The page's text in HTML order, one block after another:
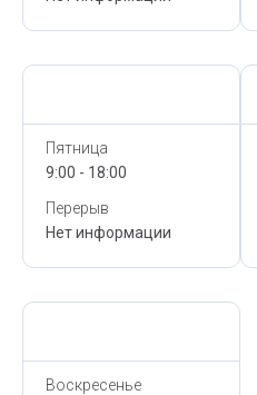
Пятница
9:00 - 18:00
Перерыв
Нет информации
Воскресенье